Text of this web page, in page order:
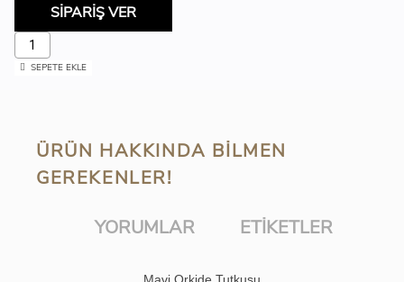
SİPARİŞ VER
SEPETE EKLE
ÜRÜN HAKKINDA BILMEN
GEREKENLER!
YORUMLAR ETIKETLER